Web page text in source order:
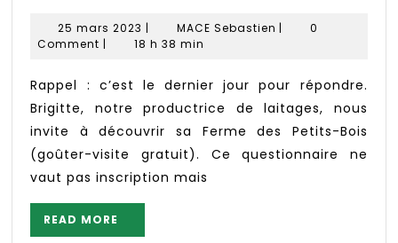
la
25 mars 2023 25
mars
| MACE Sebastien MACE
|
0
Comment | 18 h 38 min
Rappel : c’est le dernier jour pour répondre.
Brigitte, notre productrice de laitages, nous
invite à découvrir sa Ferme des Petits-Bois
(goûter-visite gratuit). Ce questionnaire ne
vaut pas inscription mais
READ MORE
MORE